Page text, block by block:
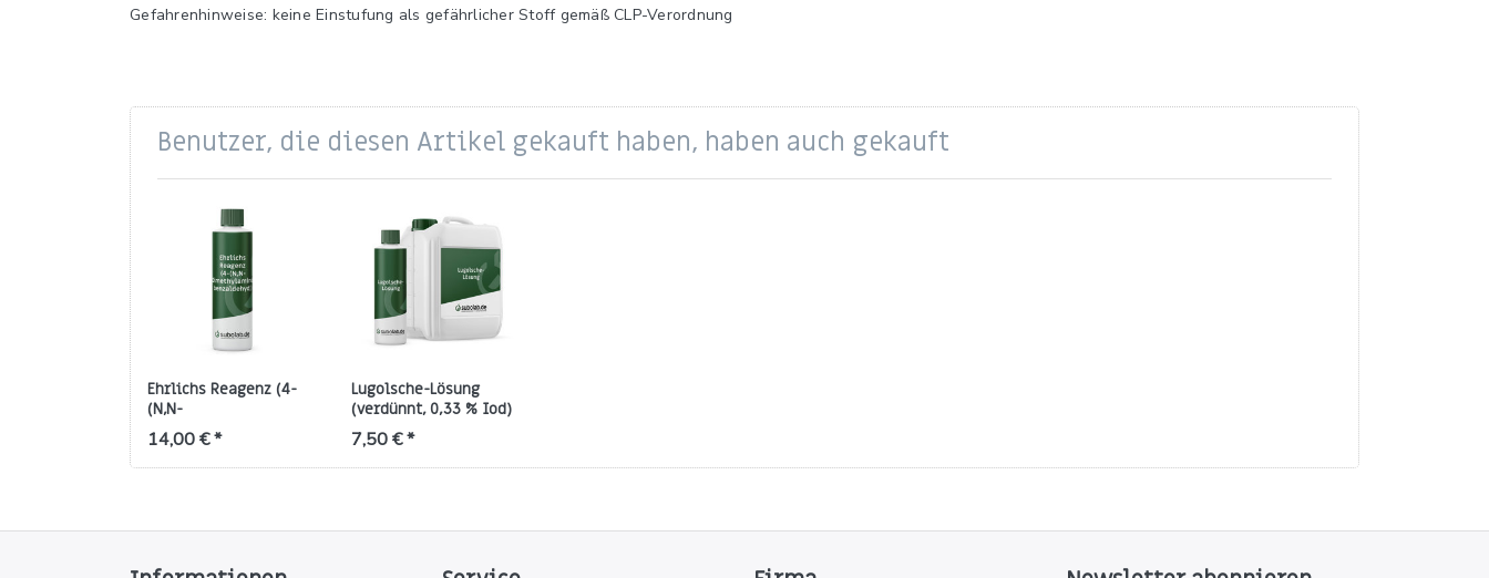
Gefahrenhinweise: keine Einstufung als gefährlicher Stoff gemäß CLP-Verordnung
Benutzer, die diesen Artikel gekauft haben, haben auch gekauft
Ehrlichs Reagenz (4-
(N,N-
14,00 € *
Lugolsche-Lösung
(verdünnt, 0,33 % Iod)
7,50 € *